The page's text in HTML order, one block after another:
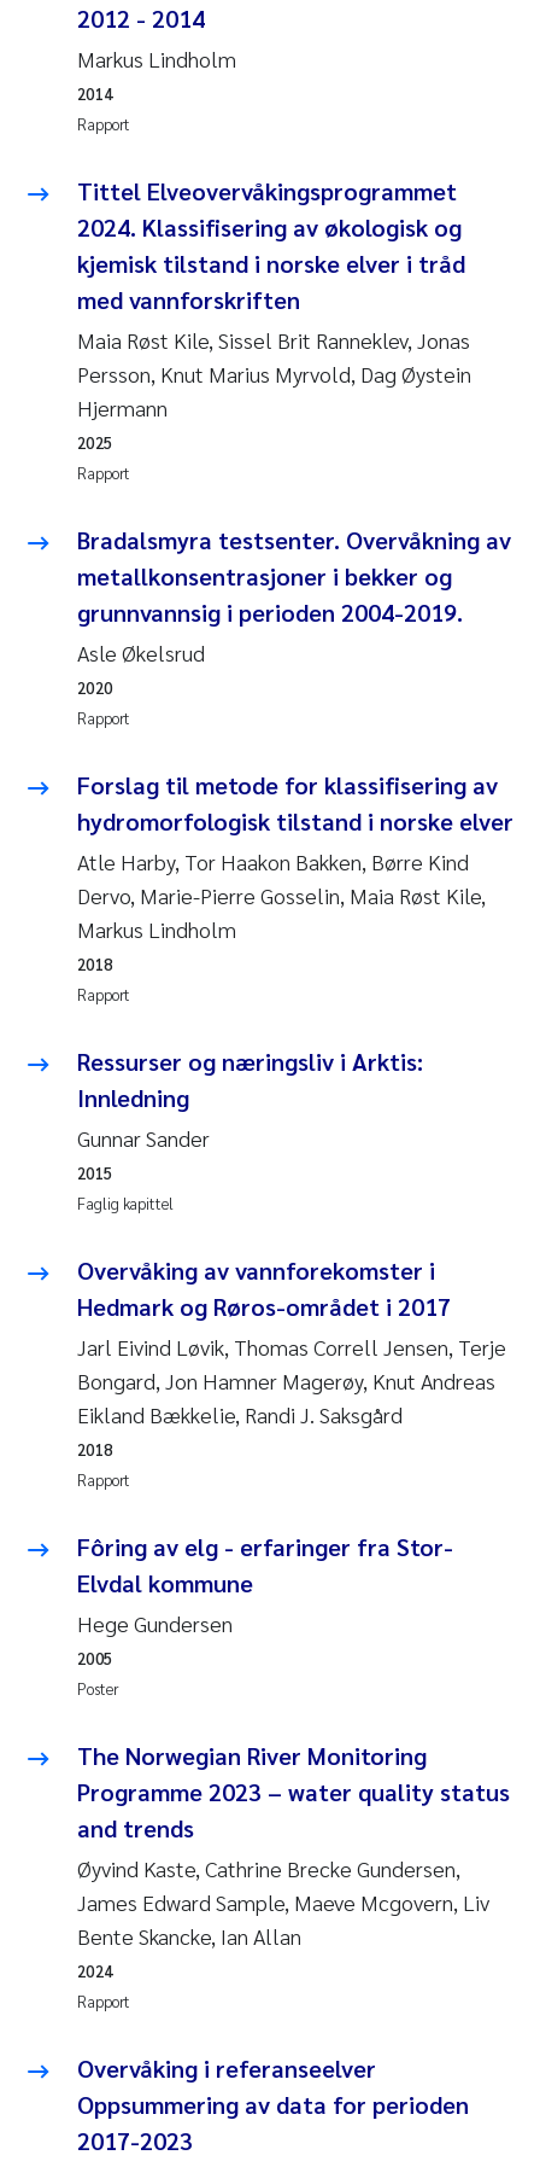
2008
2006
Rolf David Vogt
Marta Moyano
Anette Engesmo
Maximilian Nawrath
Emmy Falk Nøklebye
Kathrine Ivsett Johnsen
Line Johanne Barkved
Pawel Krzeminski
Juan Carlos Farias Pardo
Chiara Consolaro
Frode Sundnes
Andrew Luke King
Ian Allan
Bert van Bavel
Marianne Mosberg
Caroline Enge
Hans Nicolai Adam
Mari Moren
Helene Frigstad
Paula Brighytte Ocampo Ramon
Liv Bente Skancke
Maeve McGovern
Heleen de Wit
Pierre Franqois Jaccard
Richard Garth James Bellerby
Asle Økelsrud
Bjørnar Andre Beylich
Ashenafi Seifu Gragne
Vladyslava Hostyeva
Odd Arne Segtnan Skogan
Ana Margarida Pinto Costa
Espen Lund
2012 - 2014
Markus Lindholm
Rapport
2014
Tittel Elveovervåkingsprogrammet
2024. Klassifisering av økologisk og
kjemisk tilstand i norske elver i tråd
med vannforskriften
Maia Røst Kile, Sissel Brit Ranneklev, Jonas
Persson, Knut Marius Myrvold, Dag Øystein
Hjermann
Rapport
2025
Bradalsmyra testsenter. Overvåkning av
metallkonsentrasjoner i bekker og
grunnvannsig i perioden 2004-2019.
Asle Økelsrud
Rapport
2020
Forslag til metode for klassifisering av
hydromorfologisk tilstand i norske elver
Atle Harby, Tor Haakon Bakken, Børre Kind
Dervo, Marie-Pierre Gosselin, Maia Røst Kile,
Markus Lindholm
Rapport
2018
Ressurser og næringsliv i Arktis:
Innledning
Gunnar Sander
Faglig kapittel
2015
Overvåking av vannforekomster i
Hedmark og Røros-området i 2017
Jarl Eivind Løvik, Thomas Correll Jensen, Terje
Bongard, Jon Hamner Magerøy, Knut Andreas
Eikland Bækkelie, Randi J. Saksgård
Rapport
2018
Fôring av elg - erfaringer fra Stor-
Elvdal kommune
Hege Gundersen
Poster
2005
The Norwegian River Monitoring
Programme 2023 – water quality status
and trends
Øyvind Kaste, Cathrine Brecke Gundersen,
James Edward Sample, Maeve Mcgovern, Liv
Bente Skancke, Ian Allan
Rapport
2024
Overvåking i referanseelver
Oppsummering av data for perioden
2017-2023